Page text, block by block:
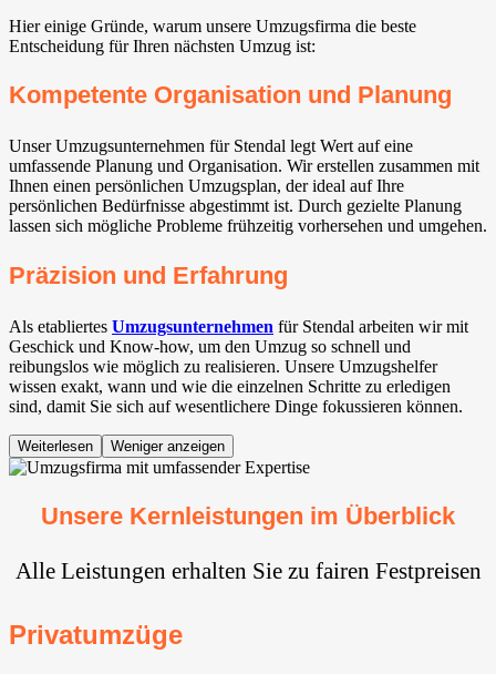
Hier einige Gründe, warum unsere Umzugsfirma die beste
Entscheidung für Ihren nächsten Umzug ist:
Kompetente Organisation und Planung
Unser Umzugsunternehmen für Stendal legt Wert auf eine
umfassende Planung und Organisation. Wir erstellen zusammen mit
Ihnen einen persönlichen Umzugsplan, der ideal auf Ihre
persönlichen Bedürfnisse abgestimmt ist. Durch gezielte Planung
lassen sich mögliche Probleme frühzeitig vorhersehen und umgehen.
Präzision und Erfahrung
Als etabliertes Umzugsunternehmen für Stendal arbeiten wir mit
Geschick und Know-how, um den Umzug so schnell und
reibungslos wie möglich zu realisieren. Unsere Umzugshelfer
wissen exakt, wann und wie die einzelnen Schritte zu erledigen
sind, damit Sie sich auf wesentlichere Dinge fokussieren können.
Weiterlesen Weniger anzeigen
Unsere Kernleistungen im Überblick
Alle Leistungen erhalten Sie zu fairen Festpreisen
Privatumzüge